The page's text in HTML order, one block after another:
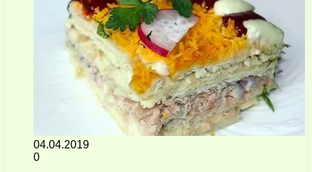
04.04.2019
0